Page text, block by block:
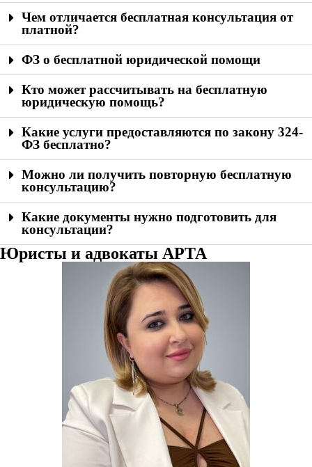
Чем отличается бесплатная консультация от
платной?
ФЗ о бесплатной юридической помощи
Кто может рассчитывать на бесплатную
юридическую помощь?
Какие услуги предоставляются по закону 324-
ФЗ бесплатно?
Можно ли получить повторную бесплатную
консультацию?
Какие документы нужно подготовить для
консультации?
Юристы и адвокаты АРТА